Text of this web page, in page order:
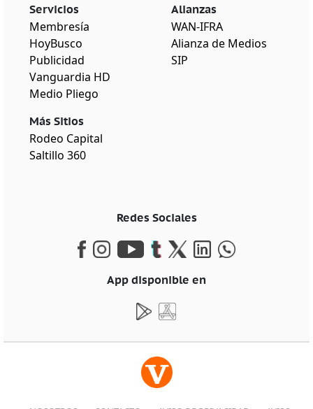
Servicios
Membresía
HoyBusco
Publicidad
Vanguardia HD
Medio Pliego
Más Sitios
Rodeo Capital
Saltillo 360
Alianzas
WAN-IFRA
Alianza de Medios
SIP
Redes Sociales
App disponible en